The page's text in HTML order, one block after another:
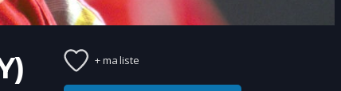
+ ma liste